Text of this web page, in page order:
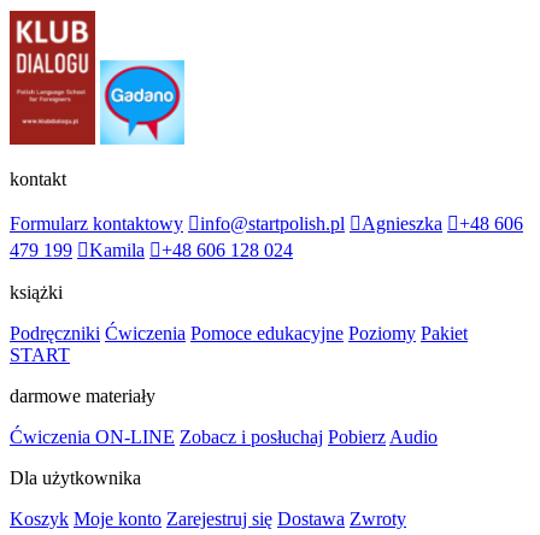
kontakt
Formularz kontaktowy info@startpolish.pl Agnieszka
+48 606
479 199
Kamila +48 606 128 024
książki
Podręczniki Ćwiczenia Pomoce edukacyjne Poziomy Pakiet
START
darmowe materiały
Ćwiczenia ON-LINE Zobacz i posłuchaj Pobierz Audio
Dla użytkownika
Koszyk Moje konto Zarejestruj się Dostawa Zwroty